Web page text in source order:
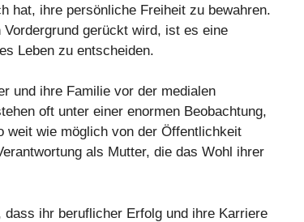
hat, ihre persönliche Freiheit zu bewahren.
gerückt wird, ist es eine
Leben zu entscheiden.
und ihre Familie vor der medialen
oft unter einer enormen Beobachtung,
weit wie möglich von der Öffentlichkeit
als Mutter, die das Wohl ihrer
ihr beruflicher Erfolg und ihre Karriere